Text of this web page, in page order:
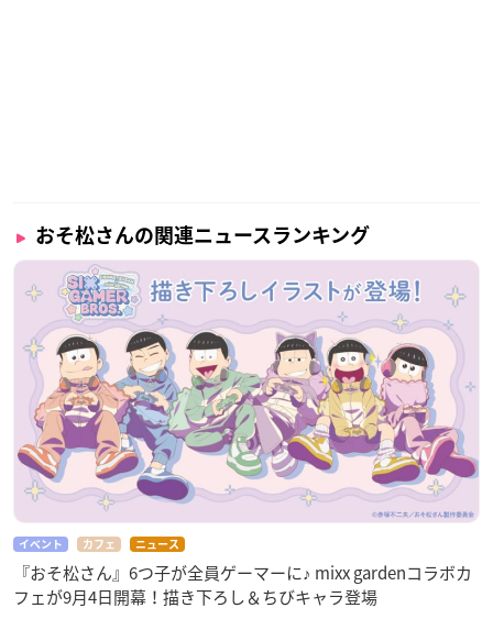
おそ松さんの関連ニュースランキング
イベント カフェ ニュース
『おそ松さん』6つ子が全員ゲーマーに♪ mixx gardenコラボカ
フェが9月4日開幕！描き下ろし＆ちびキャラ登場